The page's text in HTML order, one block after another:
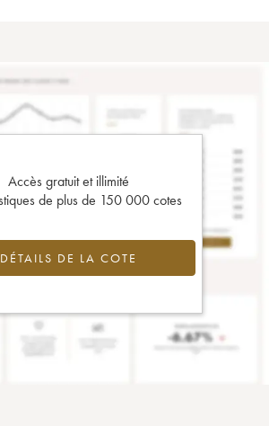
Accès gratuit et illimité
de plus de 150 000 cotes
DÉTAILS DE LA COTE